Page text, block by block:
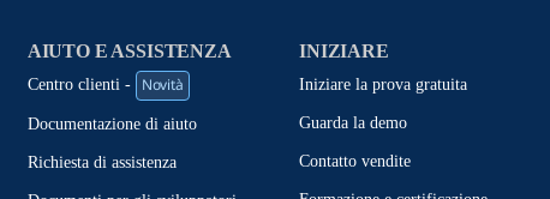
AIUTO E ASSISTENZA
Centro clienti - Novità
Documentazione di aiuto
Richiesta di assistenza
INIZIARE
Iniziare la prova gratuita
Guarda la demo
Contatto vendite